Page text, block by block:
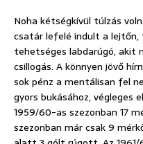
Noha kétségkívül túlzás
csatár lefelé indult a lejtőn,
tehetséges labdarúgó, akit
csillogás. A könnyen jövő
sok pénz a mentálisan fel
gyors bukásához, végleges
1959/60-as szezonban 17
szezonban már csak 9